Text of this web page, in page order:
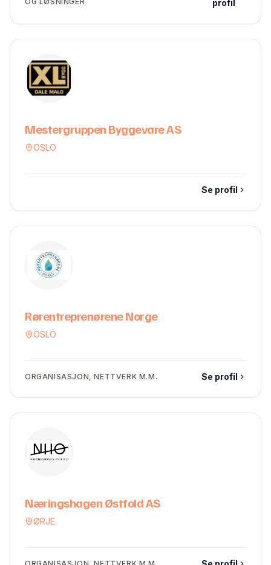
profil
Mestergruppen Byggevare AS
OSLO
Se profil
Rørentreprenørene Norge
OSLO
ORGANISASJON, NETTVERK M.M. Se profil
Næringshagen Østfold AS
ØRJE